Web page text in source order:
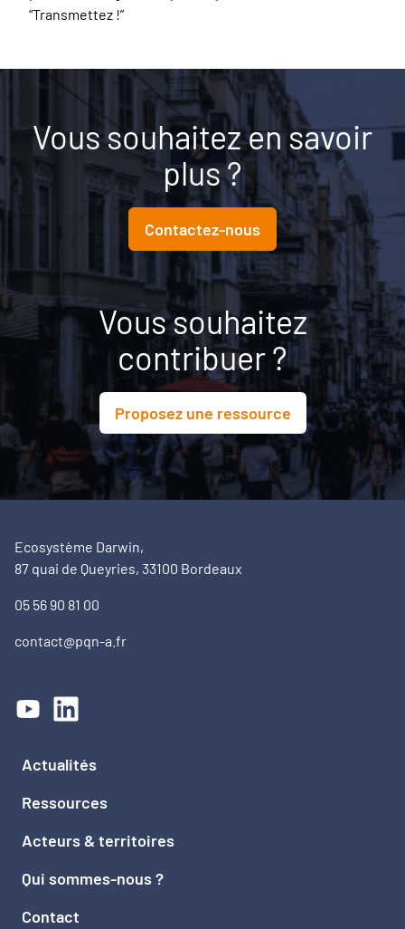
“Transmettez !”
Vous souhaitez en savoir
plus ?
Contactez-nous
Vous souhaitez
contribuer ?
Proposez une ressource
Ecosystème Darwin,
87 quai de Queyries, 33100 Bordeaux
05 56 90 81 00
contact@pqn-a.fr
Actualités
Ressources
Acteurs & territoires
Qui sommes-nous ?
Contact